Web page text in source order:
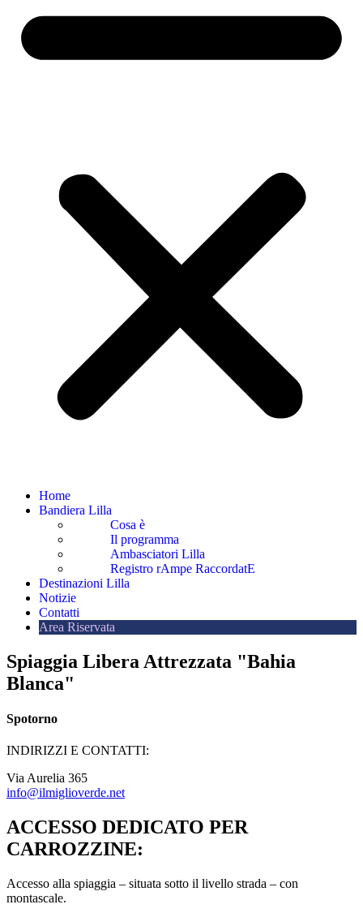
Home
Bandiera Lilla
Cosa è
Il programma
Ambasciatori Lilla
Registro rAmpe RaccordatE
Destinazioni Lilla
Notizie
Contatti
Area Riservata
Spiaggia Libera Attrezzata "Bahia
Blanca"
Spotorno
INDIRIZZI E CONTATTI:​
Via Aurelia 365
info@ilmiglioverde.net
ACCESSO DEDICATO PER
CARROZZINE:
Accesso alla spiaggia – situata sotto il livello strada – con
montascale.